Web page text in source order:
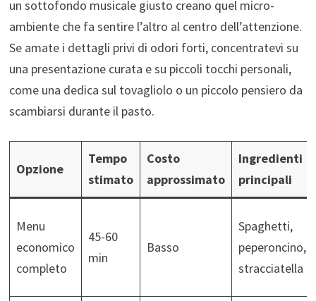
un sottofondo musicale giusto creano quel micro-
ambiente che fa sentire l’altro al centro dell’attenzione.
Se amate i dettagli privi di odori forti, concentratevi su
una presentazione curata e su piccoli tocchi personali,
come una dedica sul tovagliolo o un piccolo pensiero da
scambiarsi durante il pasto.
Opzione
Tempo
stimato
Costo
approssimato
Ingredienti
principali
Menu
economico
completo
45-60
min
Basso
Spaghetti,
peperoncino,
stracciatella